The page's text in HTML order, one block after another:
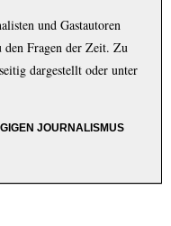
und Gastautoren
Fragen der Zeit. Zu
dargestellt oder unter
JOURNALISMUS